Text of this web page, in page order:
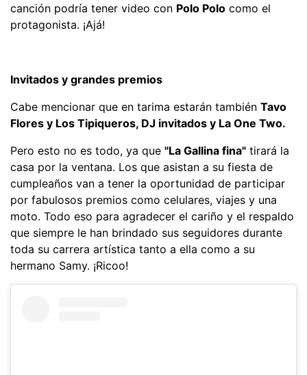
canción podría tener video con Polo Polo como el
protagonista. ¡Ajá!
Invitados y grandes premios
Cabe mencionar que en tarima estarán también Tavo
Flores y Los Tipiqueros, DJ invitados y La One Two.
Pero esto no es todo, ya que "La Gallina fina" tirará la
casa por la ventana. Los que asistan a su fiesta de
cumpleaños van a tener la oportunidad de participar
por fabulosos premios como celulares, viajes y una
moto. Todo eso para agradecer el cariño y el respaldo
que siempre le han brindado sus seguidores durante
toda su carrera artística tanto a ella como a su
hermano Samy. ¡Ricoo!